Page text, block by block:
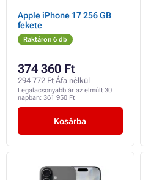
Apple iPhone 17 256 GB
fekete
Raktáron 6 db
374 360 Ft
294 772 Ft Áfa nélkül
Legalacsonyabb ár az elmúlt 30
napban: 361 950 Ft
Kosárba